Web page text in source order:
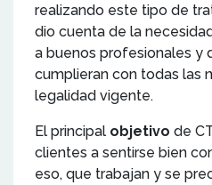
realizando este tipo de
dio cuenta de la
a buenos profesionales y
cumplieran con todas las
legalidad vigente.
El principal objetivo de
clientes a sentirse bien
eso, que trabajan y se